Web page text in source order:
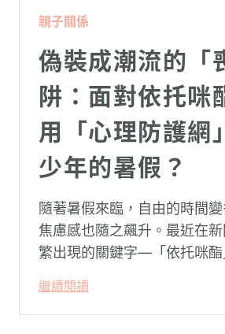
親子關係
偽裝成潮流的「
阱：面對依托咪
用「心理防護網
少年的暑假？
隨著暑假來臨，自由的時間
焦慮感也隨之飆升。最近在
繁出現的關鍵字—「依托咪酯
父母心中最深沉的恐懼。
繼續閱讀